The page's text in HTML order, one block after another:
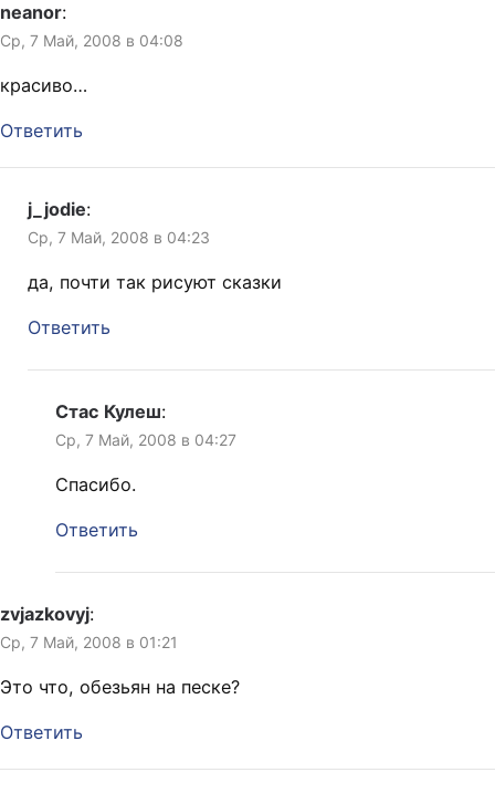
neanor:
Ср, 7 Май, 2008 в 04:08
красиво…
Ответить
j_jodie:
Ср, 7 Май, 2008 в 04:23
да, почти так рисуют сказки
Ответить
Стас Кулеш:
Ср, 7 Май, 2008 в 04:27
Спасибо.
Ответить
zvjazkovyj:
Ср, 7 Май, 2008 в 01:21
Это что, обезьян на песке?
Ответить